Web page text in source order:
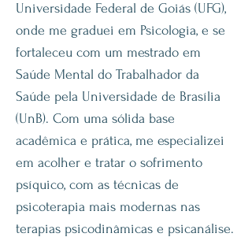
Universidade Federal de Goiás (UFG),
onde me graduei em Psicologia, e se
fortaleceu com um mestrado em
Saúde Mental do Trabalhador da
Saúde pela Universidade de Brasília
(UnB). Com uma sólida base
acadêmica e prática, me especializei
em acolher e tratar o sofrimento
psíquico, com as técnicas de
psicoterapia mais modernas nas
terapias psicodinâmicas e psicanálise.